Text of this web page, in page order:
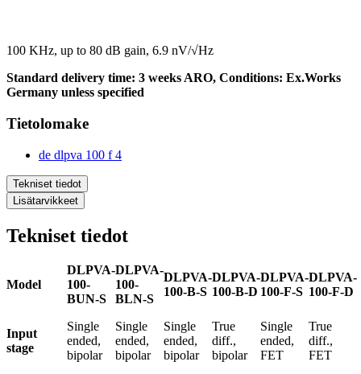
100 KHz, up to 80 dB gain, 6.9 nV/√Hz
Standard delivery time: 3 weeks ARO, Conditions: Ex.Works
Germany unless specified
Tietolomake
de dlpva 100 f 4
Tekniset tiedot
Lisätarvikkeet
Tekniset tiedot
Model
DLPVA-
100-
BUN-S
DLPVA-
100-
BLN-S
DLPVA-
100-B-S
DLPVA-
100-B-D
DLPVA-
100-F-S
DLPVA-
100-F-D
Input
stage
Single
ended,
bipolar
Single
ended,
bipolar
Single
ended,
bipolar
True
diff.,
bipolar
Single
ended,
FET
True
diff.,
FET